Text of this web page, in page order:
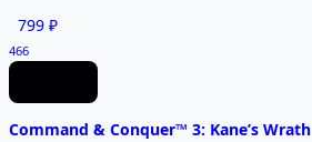
799 ₽
466
Command & Conquer™ 3: Kane’s Wrath